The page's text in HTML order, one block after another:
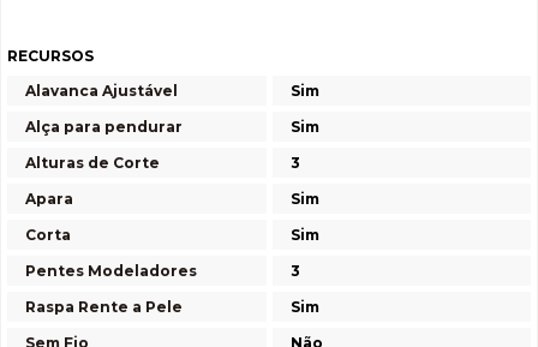
RECURSOS
Alavanca Ajustável
Sim
Alça para pendurar
Sim
Alturas de Corte
3
Apara
Sim
Corta
Sim
Pentes Modeladores
3
Raspa Rente a Pele
Sim
Sem Fio
Não